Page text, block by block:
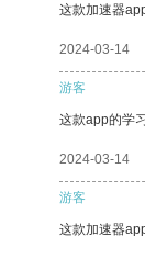
这款加速器
2024-03-14
游客
这款app的学
2024-03-14
游客
这款加速器